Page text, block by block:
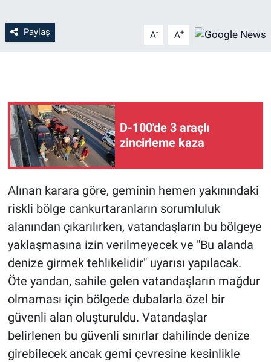
Paylaş A- A+
D-100'de 3 araçlı
zincirleme kaza
Alınan karara göre, geminin hemen yakınındaki
riskli bölge cankurtaranların sorumluluk
alanından çıkarılırken, vatandaşların bu bölgeye
yaklaşmasına izin verilmeyecek ve "Bu alanda
denize girmek tehlikelidir" uyarısı yapılacak.
Öte yandan, sahile gelen vatandaşların mağdur
olmaması için bölgede dubalarla özel bir
güvenli alan oluşturuldu. Vatandaşlar
belirlenen bu güvenli sınırlar dahilinde denize
girebilecek ancak gemi çevresine kesinlikle